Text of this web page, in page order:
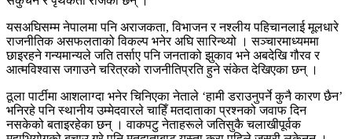
यसअघिसम्म नेपालमा पनि अराजकता, विभाजन र नश्लीय पहिचानलाई मूलधारे
राजनीतिक असफलताको विकल्प भनेर अघि सारिन्थ्यो । सञ्चारमाध्यममा
छाइरहने गन्यमान्यले जति तर्साए पनि जनताको झुकाव भने अबदेखि गौरव र
आत्मविश्वास जगाउने चरित्रको राजनीतिप्रति हुने संकेत देखिएका छन् ।
ठूला पार्टीमा आशलाग्दा भनेर चिनिएका नेताले ‘हामी डराउनुपर्ने कुनै कारण छैन’
भनिरहे पनि स्थानीय उम्मेदवारले चाहिँ मतदाताका प्रश्नको जवाफ दिन
नसकेको बताइरहेका छन् । वाकपटु नेताहरूले जतिसुकै चलाखीपूर्वक